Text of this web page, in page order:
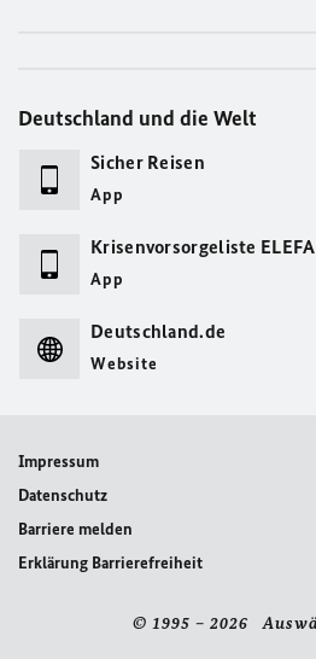
Deutschland und die Welt
Sicher Reisen
App
Krisenvorsorgeliste
App
Deutschland.de
Website
Impressum
Datenschutz
Barriere melden
Erklärung Barrierefreiheit
© 1995 – 2026